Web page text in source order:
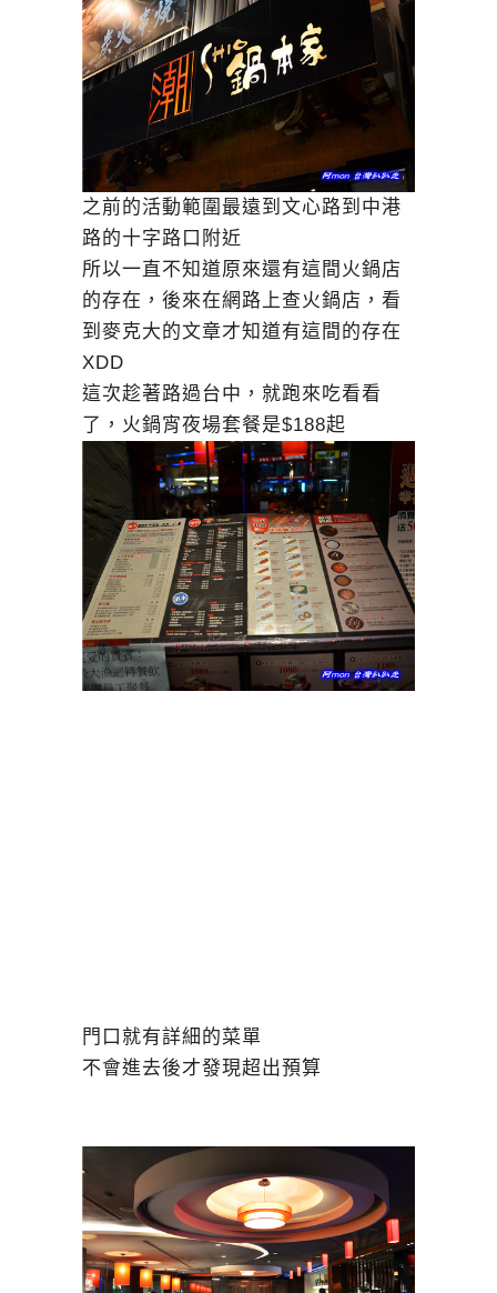
之前的活動範圍最遠到文心路到中港
路的十字路口附近
所以一直不知道原來還有這間火鍋店
的存在，後來在網路上查火鍋店，看
到麥克大的文章才知道有這間的存在
XDD
這次趁著路過台中，就跑來吃看看
了，火鍋宵夜場套餐是$188起
門口就有詳細的菜單
不會進去後才發現超出預算